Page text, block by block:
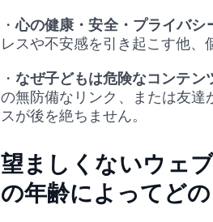
・心の健康・安全・プライバシ
レスや不安感を引き起こす他
・ なぜ子どもは危険なコンテン
の無防備なリンク、または友
スが後を絶ちません。
望ましくないウェ
の年齢によってど